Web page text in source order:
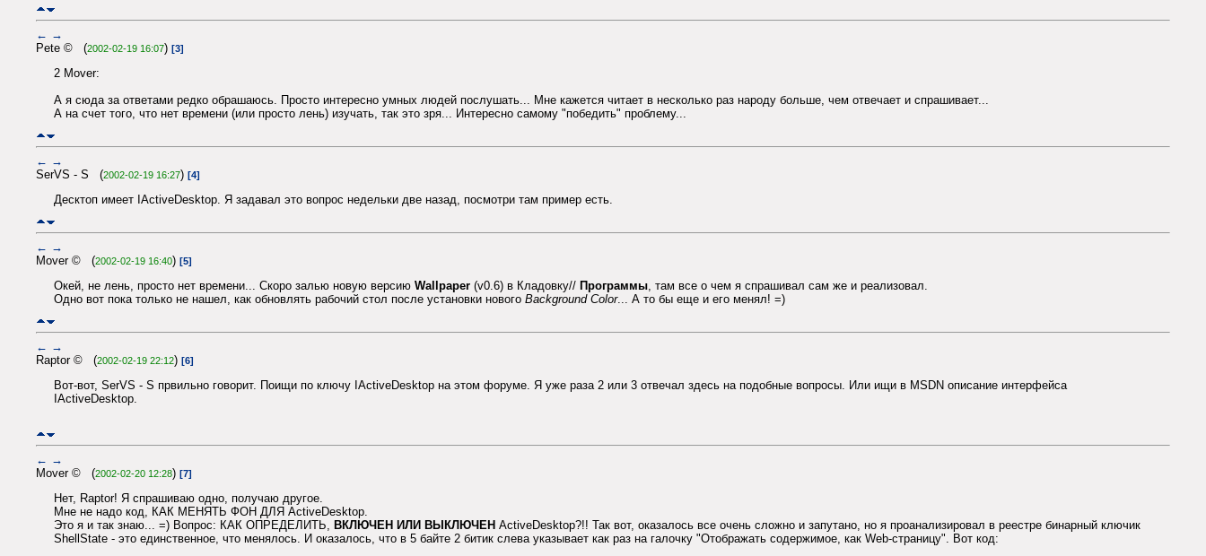
← →
Pete © (2002-02-19 16:07) [3]
2 Mover:
А я сюда за ответами редко обрашаюсь. Просто интересно умных людей послушать... Мне кажется читает в несколько раз народу больше, чем отвечает и спрашивает...
А на счет того, что нет времени (или просто лень) изучать, так это зря... Интересно самому "победить" проблему...
← →
SerVS - S (2002-02-19 16:27) [4]
Десктоп имеет IActiveDesktop. Я задавал это вопрос недельки две назад, посмотри там пример есть.
← →
Mover © (2002-02-19 16:40) [5]
Окей, не лень, просто нет времени... Скоро залью новую версию Wallpaper (v0.6) в Кладовку// Программы, там все о чем я спрашивал сам же и реализовал.
Одно вот пока только не нашел, как обновлять рабочий стол после установки нового Background Color... А то бы еще и его менял! =)
← →
Raptor © (2002-02-19 22:12) [6]
Вот-вот, SerVS - S првильно говорит. Поищи по ключу IActiveDesktop на этом форуме. Я уже раза 2 или 3 отвечал здесь на подобные вопросы. Или ищи в MSDN описание интерфейса
IActiveDesktop.
← →
Mover © (2002-02-20 12:28) [7]
Нет, Raptor! Я спрашиваю одно, получаю другое.
Мне не надо код, КАК МЕНЯТЬ ФОН ДЛЯ ActiveDesktop.
Это я и так знаю... =) Вопрос: КАК ОПРЕДЕЛИТЬ,
ВКЛЮЧЕН ИЛИ ВЫКЛЮЧЕН ActiveDesktop?!! Так вот, оказалось все очень сложно и запутано, но я проанализировал в реестре бинарный ключик
ShellState - это единственное, что менялось. И оказалось, что в 5 байте 2 битик слева указывает как раз на галочку "Отображать содержимое, как Web-страницу". Вот код: